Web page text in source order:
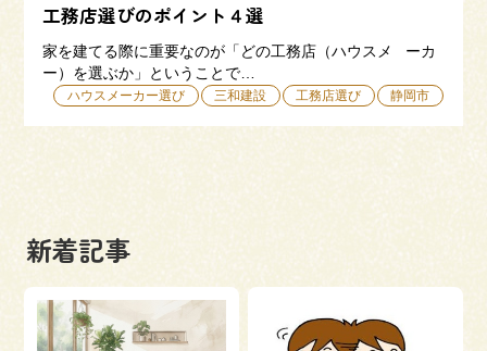
054-365-3838
来場予約 資料請求
工務店選びのポイント４選
家を建てる際に重要なのが「どの工務店（ハウスメ ーカ
ー）を選ぶか」ということで…
ハウスメーカー選び 三和建設 工務店選び 静岡市
新着記事